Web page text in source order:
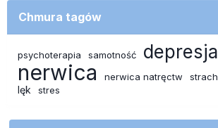
Chmura tagów
psychoterapia samotność depresja
nerwica nerwica natręctw strach
lęk stres